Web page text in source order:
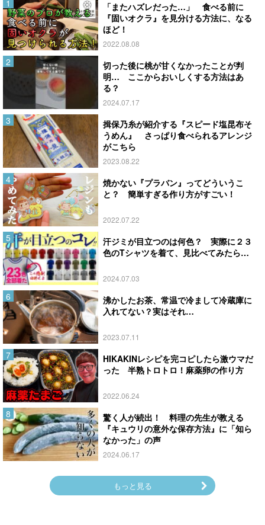
「またハズレだった…」 食べる前に
『固いオクラ』を見分ける方法に、なる
ほど！
2022.08.08
切った後に桃が甘くなかったことが判
明… ここからおいしくする方法はあ
る？
2024.07.17
揖保乃糸が紹介する『スピード塩昆布そ
うめん』 さっぱり食べられるアレンジ
がこちら
2023.08.22
焼かない『プラバン』ってどういうこ
と？ 簡単すぎる作り方がすごい！
2022.07.22
汗ジミが目立つのは何色？ 実際に２３
色のTシャツを着て、見比べてみたら…
2024.07.03
沸かしたお茶、常温で冷まして冷蔵庫に
入れてない？実はそれ…
2023.07.11
HIKAKINレシピを完コピしたら激ウマだ
った 半熟トロトロ！麻薬卵の作り方
2022.06.24
驚く人が続出！ 料理の先生が教える
『キュウリの意外な保存方法』に「知ら
なかった」の声
2024.06.17
もっと見る